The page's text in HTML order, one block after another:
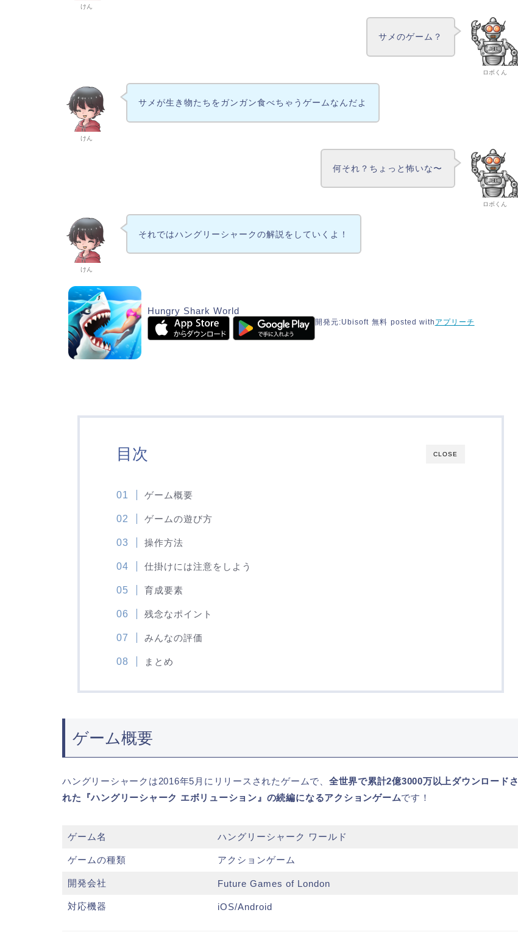
けん
ロボくん
サメのゲーム？
けん
サメが生き物たちをガンガン食べちゃうゲームなんだよ
ロボくん
何それ？ちょっと怖いな〜
けん
それではハングリーシャークの解説をしていくよ！
Hungry Shark World
開発元:Ubisoft 無料 posted with アプリーチ
CLOSE
目次
ゲーム概要
ゲームの遊び方
操作方法
仕掛けには注意をしよう
育成要素
残念なポイント
みんなの評価
まとめ
ゲーム概要
ハングリーシャークは2016年5月にリリースされたゲームで、 全世界で累計2億3000万以上ダウンロードさ
れた『ハングリーシャーク エボリューション』の続編になるアクションゲームです！
ゲーム名 ハングリーシャーク ワールド
ゲームの種類 アクションゲーム
開発会社 Future Games of London
対応機器 iOS/Android